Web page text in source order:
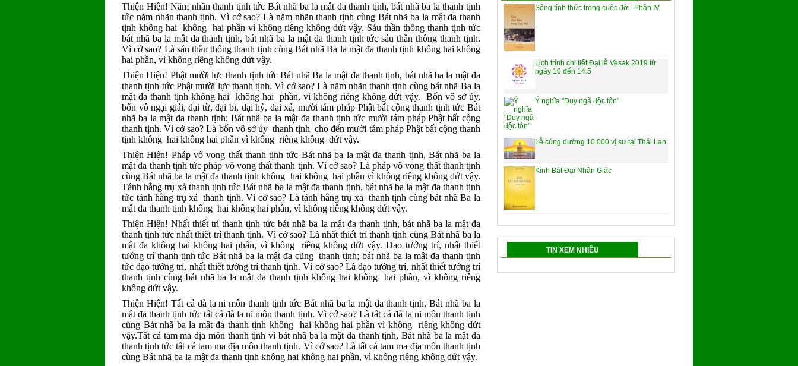
Thiện Hiện! Năm nhãn thanh tịnh tức Bát nhã ba la mật đa thanh tịnh, bát nhã ba la thanh tịnh
tức năm nhãn thanh tịnh. Vì cớ sao? Là năm nhãn thanh tịnh cùng Bát nhã ba la mật đa thanh
tịnh không hai không hai phần vì không riêng không dứt vậy. Sáu thần thông thanh tịnh tức
bát nhã ba la mật đa thanh tịnh, bát nhã ba la mật đa thanh tịnh tức sáu thần thông thanh tịnh.
Vì cớ sao? Là sáu thần thông thanh tịnh cùng Bát nhã Ba la mật đa thanh tịnh không hai không
hai phần, vì không riêng không dứt vậy.
Thiện Hiện! Phật mười lực thanh tịnh tức Bát nhã Ba la mật đa thanh tịnh, bát nhã ba la mật đa
thanh tịnh tức Phật mười lực thanh tịnh. Vì cớ sao? Là năm nhãn thanh tịnh cùng bát nhã Ba la
mật đa thanh tịnh không hai không hai phần, vì không riêng không dứt vậy. Bốn vô sở úy,
bốn vô ngại giải, đại từ, đại bi, đại hỷ, đại xả, mười tám pháp Phật bất cộng thanh tịnh tức Bát
nhã ba la mật đa thanh tịnh; Bát nhã ba la mật đa thanh tịnh tức mười tám pháp Phật bất cộng
thanh tịnh. Vì cớ sao? Là bốn vô sở úy thanh tịnh cho đến mười tám pháp Phật bất cộng thanh
tịnh không hai không hai phần vì không riêng không dứt vậy.
Thiện Hiện! Pháp vô vong thất thanh tịnh tức Bát nhã ba la mật đa thanh tịnh, Bát nhã ba la
mật đa thanh tịnh tức pháp vô vong thất thanh tịnh. Vì cớ sao? Là pháp vô vong thất thanh tịnh
cùng Bát nhã ba la mật đa thanh tịnh không hai không hai phần vì không riêng không dứt vậy.
Tánh hằng trụ xả thanh tịnh tức Bát nhã ba la mật đa thanh tịnh, bát nhã ba la mật đa thanh tịnh
tức tánh hằng trụ xả thanh tịnh. Vì cớ sao? Là tánh hằng trụ xả thanh tịnh cùng bát nhã Ba la
mật đa thanh tịnh không hai không hai phần, vì không riêng không dứt vậy.
Thiện Hiện! Nhất thiết trí thanh tịnh tức bát nhã ba la mật đa thanh tịnh, bát nhã ba la mật đa
thanh tịnh tức nhất thiết trí thanh tịnh. Vì cớ sao? Là nhất thiết trí thanh tịnh cùng Bát nhã ba la
mật đa không hai không hai phần, vì không riêng không dứt vậy. Ðạo tướng trí, nhất thiết
tướng trí thanh tịnh tức Bát nhã ba la mật đa cũng thanh tịnh; bát nhã ba la mật đa thanh tịnh
tức đạo tướng trí, nhất thiết tướng trí thanh tịnh. Vì cớ sao? Là đạo tướng trí, nhất thiết tướng trí
thanh tịnh cùng bát nhã ba la mật đa thanh tịnh không hai không hai phần, vì không riêng
không dứt vậy.
Thiện Hiện! Tất cả đà la ni môn thanh tịnh tức Bát nhã ba la mật đa thanh tịnh, Bát nhã ba la
mật đa thanh tịnh tức tất cả đà la ni môn thanh tịnh. Vì cớ sao? Là tất cả đà la ni môn thanh tịnh
cùng Bát nhã ba la mật đa thanh tịnh không hai không hai phần vì không riêng không dứt
vậy.Tất cả tam ma địa môn thanh tịnh vì bát nhã ba la mật đa thanh tịnh, Bát nhã ba la mật đa
thanh tịnh tức tất cả tam ma địa môn thanh tịnh. Vì cớ sao? Là tất cả tam ma địa môn thanh tịnh
cùng Bát nhã ba la mật đa thanh tịnh không hai không hai phần, vì không riêng không dứt vậy.
Sống tỉnh thức trong cuộc đời- Phần IV
Lịch trình chi tiết Đại lễ Vesak 2019 từ
ngày 10 đến 14.5
Ý nghĩa "Duy ngã độc tôn"
Lễ cúng dường 10.000 vị sư tại Thái Lan
Kinh Bát Đại Nhân Giác
TIN XEM NHIỀU